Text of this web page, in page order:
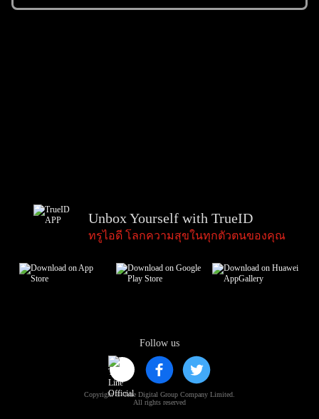
Follow us
Copyright © True Digital Group Company Limited.
All rights reserved
Unbox Yourself with TrueID
ทรูไอดี โลกความสุขในทุกตัวตนของคุณ